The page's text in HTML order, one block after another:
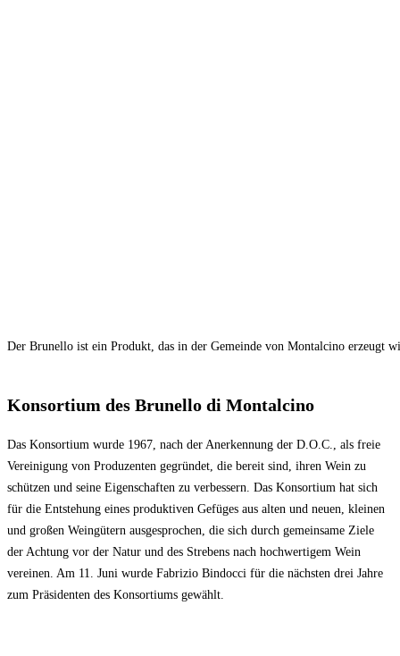
Der Brunello ist ein Produkt, das in der Gemeinde von Montalcino erzeugt
Konsortium des Brunello di Montalcino
Das Konsortium wurde 1967, nach der Anerkennung der D.O.C., als freie
Vereinigung von Produzenten gegründet, die bereit sind, ihren Wein zu
schützen und seine Eigenschaften zu verbessern. Das Konsortium hat sich
für die Entstehung eines produktiven Gefüges aus alten und neuen, kleinen
und großen Weingütern ausgesprochen, die sich durch gemeinsame Ziele
der Achtung vor der Natur und des Strebens nach hochwertigem Wein
vereinen. Am 11. Juni wurde Fabrizio Bindocci für die nächsten drei Jahre
zum Präsidenten des Konsortiums gewählt.